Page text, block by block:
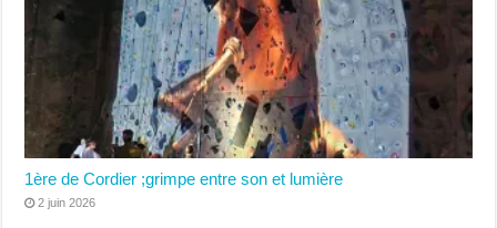
1ère de Cordier ;grimpe entre son et lumière
2 juin 2026